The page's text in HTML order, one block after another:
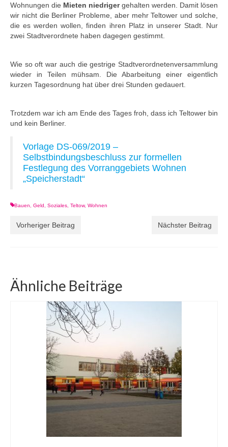
Wohnungen die Mieten niedrigergehalten werden. Damit lösen
wir nicht die Berliner Probleme, aber mehr Teltower und solche,
die es werden wollen, finden ihren Platz in unserer Stadt. Nur
zwei Stadtverordnete haben dagegen gestimmt.
Wie so oft war auch die gestrige Stadtverordnetenversammlung
wieder in Teilen mühsam. Die Abarbeitung einer eigentlich
kurzen Tagesordnung hat über drei Stunden gedauert.
Trotzdem war ich am Ende des Tages froh, dass ich Teltower bin
und kein Berliner.
Vorlage DS-069/2019 –
Selbstbindungsbeschluss zur formellen
Festlegung des Vorranggebiets Wohnen
„Speicherstadt“
Bauen Geld Soziales Teltow, Wohnen
Vorheriger Beitrag Nächster Beitrag
Ähnliche Beiträge